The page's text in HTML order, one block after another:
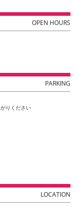
OPEN HOURS
PARKING
りください
LOCATION